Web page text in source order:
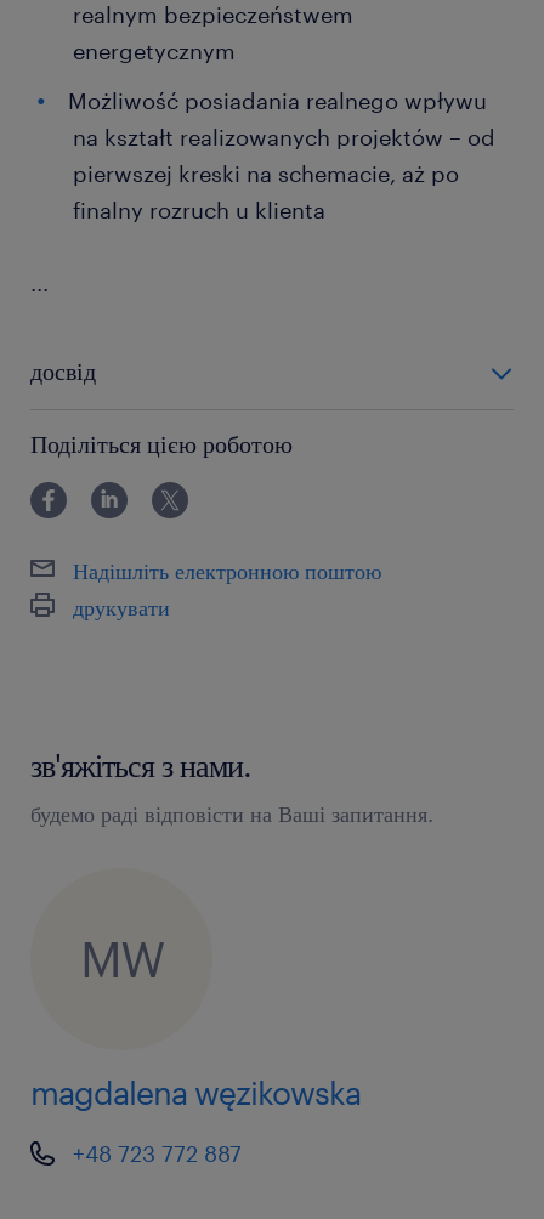
realnym bezpieczeństwem
energetycznym
Możliwość posiadania realnego wpływu
na kształt realizowanych projektów – od
pierwszej kreski na schemacie, aż po
finalny rozruch u klienta
...
досвід
Поділіться цією роботою
Надішліть електронною поштою
друкувати
зв'яжіться з нами.
будемо раді відповісти на Ваші запитання.
MW
magdalena węzikowska
+48 723 772 887